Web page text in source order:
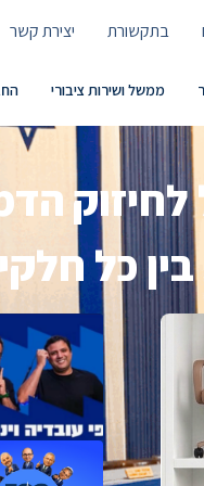
בתקשורת יצירת קשר
ממשל ושירות ציבורי
לחיזוק
בין כל